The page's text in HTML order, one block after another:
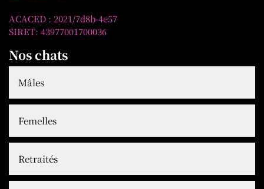
ACACED : 2021/7d8b-4e57
SIRET: 43977001700036
Nos chats
Mâles
Femelles
Retraités